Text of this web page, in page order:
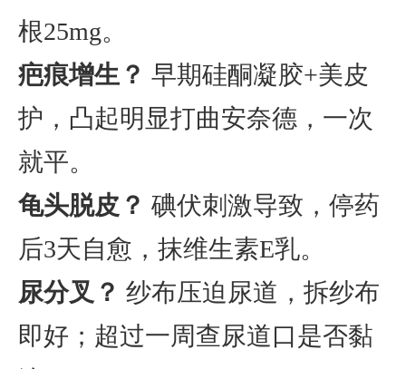
根25mg。
疤痕增生？ 早期硅酮凝胶+美皮
护，凸起明显打曲安奈德，一次
就平。
龟头脱皮？ 碘伏刺激导致，停药
后3天自愈，抹维生素E乳。
尿分叉？ 纱布压迫尿道，拆纱布
即好；超过一周查尿道口是否黏